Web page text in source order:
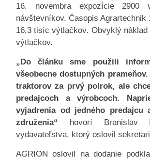
16. novembra expozície
návštevníkov. Časopis
16,3 tisíc výtlačkov. Obvyklý
výtlačkov.
„Do článku sme použili
všeobecne dostupných
traktorov za prvý polrok, ale
predajcoch a výrobcoch.
vyjadrenia od jedného
združenia“ hovorí Branislav
vydavateľstva, ktorý oslovil
AGRION oslovil na dodanie